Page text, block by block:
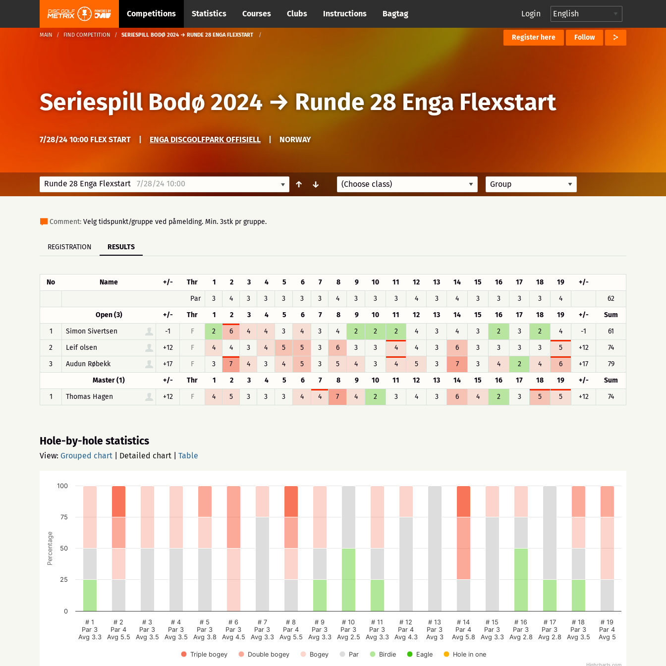
Competitions Statistics Courses Clubs Instructions Bagtag Login
MAIN FIND COMPETITION SERIESPILL BODØ 2024 → RUNDE 28 ENGA FLEXSTART Register here Follow
Seriespill Bodø 2024 → Runde 28 Enga Flexstart
7/28/24 10:00 FLEX START ENGA DISCGOLFPARK OFFISIELL NORWAY
Runde 28 Enga Flexstart 7/28/24 10:00 ↑ ↓
Comment: Velg tidspunkt/gruppe ved påmelding. Min. 3stk pr gruppe.
REGISTRATION RESULTS
No Name +/- Thr 1 2 3 4 5 6 7 8 9 10 11 12 13 14 15 16 17 18 19
+/-
Par
3 4 3 3 3 3 3 4 3 3 3 4 3 4 3 3 3 3 4
62
Open (3)
+/- Thr 1 2 3 4 5 6 7 8 9 10 11 12 13 14 15 16 17 18 19 +/-
Sum
1
Simon Sivertsen -1 F 2 6 4 4 3 4 3 4 2 2 2 4 3 4 3 2 3 2 4 -1
61
2
Leif olsen +12 F 4 4 3 4 5 5 3 6 3 3 4 4 3 6 3 3 3 3 5 +12
74
3
Audun Røbekk +17 F 3 7 4 3 4 5 3 5 4 3 4 5 3 7 3 4 2 4 6 +17
79
Master (1)
+/- Thr 1 2 3 4 5 6 7 8 9 10 11 12 13 14 15 16 17 18 19 +/-
Sum
1
Thomas Hagen +12 F 4 5 3 3 3 4 4 7 4 2 3 4 3 6 4 2 3 5 5 +12 74
Hole-by-hole statistics
View: Grouped chart Detailed chart Table
Percentage
Triple bogey Double bogey Bogey Par Birdie Eagle Hole in one
# 1
Par 3
Avg 3.3
# 2
Par 4
Avg 5.5
# 3
Par 3
Avg 3.5
# 4
Par 3
Avg 3.5
# 5
Par 3
Avg 3.8
# 6
Par 3
Avg 4.5
# 7
Par 3
Avg 3.3
# 8
Par 4
Avg 5.5
# 9
Par 3
Avg 3.3
# 10
Par 3
Avg 2.5
# 11
Par 3
Avg 3.3
# 12
Par 4
Avg 4.3
# 13
Par 3
Avg 3
# 14
Par 4
Avg 5.8
# 15
Par 3
Avg 3.3
# 16
Par 3
Avg 2.8
# 17
Par 3
Avg 2.8
# 18
Par 3
Avg 3.5
# 19
Par 4
Avg 5
0
25
50
75
100